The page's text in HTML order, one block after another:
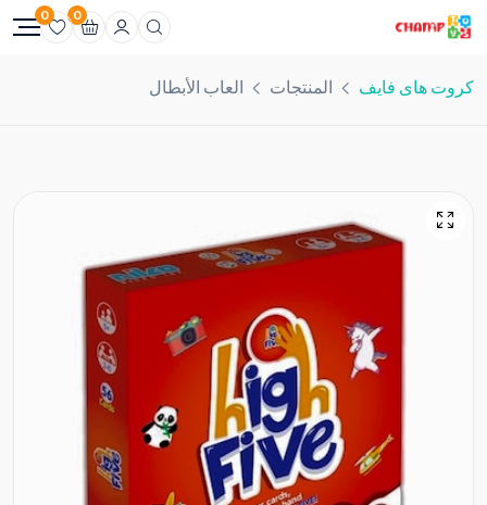
0
0
كروت هاى فايف المنتجات العاب الأبطال